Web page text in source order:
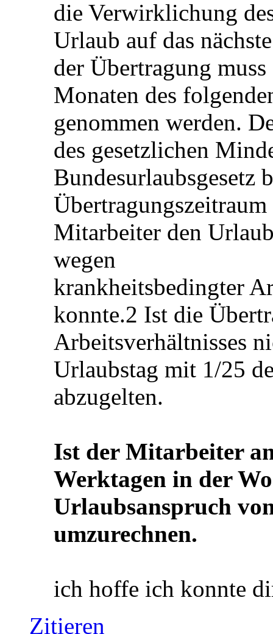
Ich weiss nicht ob
letzten Jahr gelten
besondere Umstände
die Verwirklichung
Urlaub auf das
der Übertragung
Monaten des
genommen werden.
des gesetzlichen
Bundesurlaubsgesetz
Mitarbeiter den
wegen
krankheitsbedingter
konnte.2 Ist die
Urlaubstag mit 1/25
abzugelten.
Ist der Mitarbeiter
Urlaubsanspruch
umzurechnen.